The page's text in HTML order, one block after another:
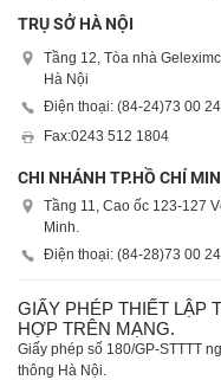
TRỤ SỞ HÀ NỘI
Tầng 12, Tòa nhà
Hà Nội
Điện thoại: (84-24)73 00
Fax:0243 512 1804
CHI NHÁNH TP.HỒ CHÍ
Tầng 11, Cao ốc 123-127
Minh.
Điện thoại: (84-28)73 00
GIẤY PHÉP THIẾT LẬP
HỢP TRÊN MẠNG.
Giấy phép số 180/GP-STTTT
thông Hà Nội.